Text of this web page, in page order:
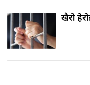
खैरो